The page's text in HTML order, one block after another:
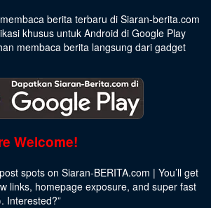
berita terbaru di Siaran-berita.com
khusus untuk Android di Google Play
membaca berita langsung dari gadget
Welcome!
spots on Siaran-BERITA.com | You’ll get
links, homepage exposure, and super fast
Interested?”